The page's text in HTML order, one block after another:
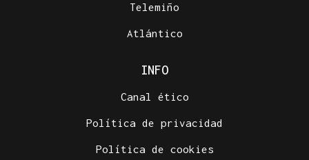
Telemiño
Atlántico
INFO
Canal ético
Política de privacidad
Política de cookies